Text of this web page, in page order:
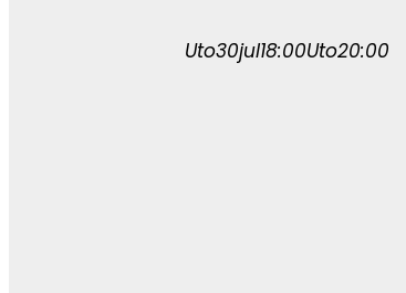
Uto30jul18:00Uto20:00